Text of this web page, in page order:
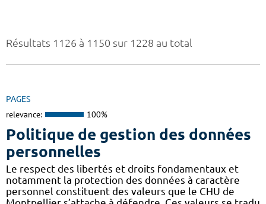
Résultats 1126 à 1150 sur 1228 au total
PAGES
relevance: 100%
Politique de gestion des données
personnelles
Le respect des libertés et droits fondamentaux et
notamment la protection des données à caractère
personnel constituent des valeurs que le CHU de